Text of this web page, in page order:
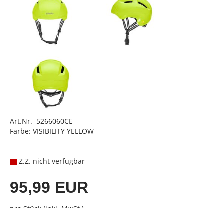
Art.Nr. 5266060CE
Farbe: VISIBILITY YELLOW
Z.Z. nicht verfügbar
95,99 EUR